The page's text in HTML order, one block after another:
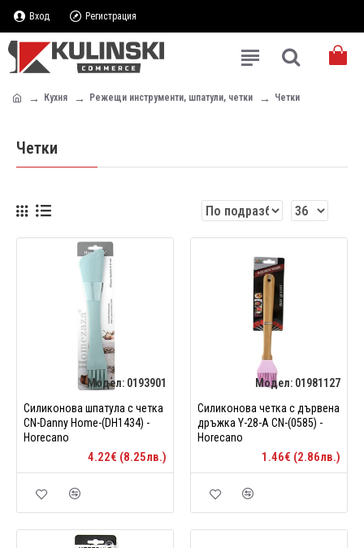
Вход Регистрация
Кухня Режещи инструменти, шпатули, четки Четки
Четки
Модел: 0193901
Силиконова шпатула с четка
CN-Danny Home-(DH1434) -
Horecano
4.22€ (8.25лв.)
Модел: 01981127
Силиконова четка с дървена
дръжка Y-28-A CN-(0585) -
Horecano
1.46€ (2.86лв.)